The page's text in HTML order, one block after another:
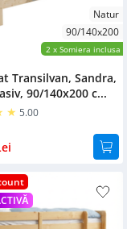
Natur
90/140x200
2 x Somiera inclusa
Transilvan, Sandra,
90/140x200 c...
5.00